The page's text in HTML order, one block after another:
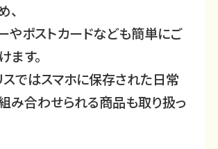
、
やポストカードなども簡単にご
ます。
スではスマホに保存された日常
み合わせられる商品も取り扱っ